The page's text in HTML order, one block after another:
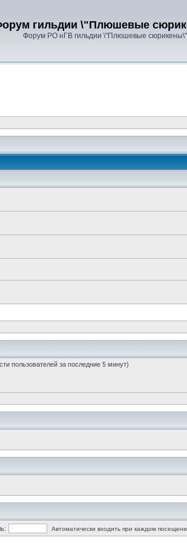
гильдии \"Плюшевые
Форум РО нГВ гильдии \"Плюшевые сюрикены\"
пользователей за последние 5 минут)
Автоматически входить при каждом